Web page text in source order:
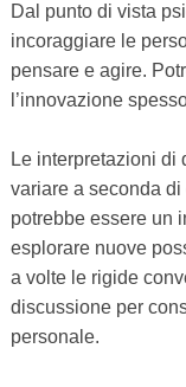
Dal punto di vista
incoraggiare le
pensare e agire.
l’innovazione
Le interpretazioni di
variare a seconda
potrebbe essere un
esplorare nuove
a volte le rigide
discussione per
personale.